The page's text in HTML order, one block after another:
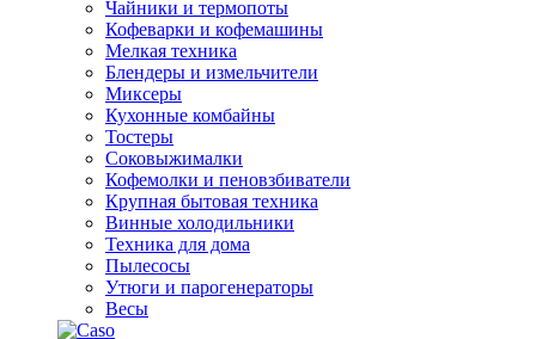
Чайники и термопоты
Кофеварки и кофемашины
Мелкая техника
Блендеры и измельчители
Миксеры
Кухонные комбайны
Тостеры
Соковыжималки
Кофемолки и пеновзбиватели
Крупная бытовая техника
Винные холодильники
Техника для дома
Пылесосы
Утюги и парогенераторы
Весы